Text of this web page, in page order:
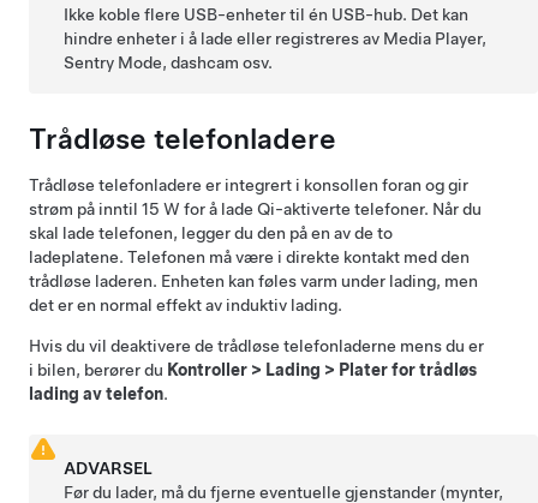
Ikke koble flere USB-enheter til én USB-hub. Det kan
hindre enheter i å lade eller registreres av Media Player,
Sentry Mode, dashcam osv.
Trådløse telefonladere
Trådløse telefonladere er integrert i konsollen foran og gir
strøm på inntil 15 W for å lade Qi-aktiverte telefoner. Når du
skal lade telefonen, legger du den på en av de to
ladeplatene. Telefonen må være i direkte kontakt med den
trådløse laderen. Enheten kan føles varm under lading, men
det er en normal effekt av induktiv lading.
Hvis du vil deaktivere de trådløse telefonladerne mens du er
i bilen, berører du Kontroller > Lading > Plater for trådløs
lading av telefon.
ADVARSEL
Før du lader, må du fjerne eventuelle gjenstander (mynter,